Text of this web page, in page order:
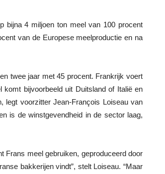
bijna 4 miljoen ton meel van 100 procent
van de Europese meelproductie en na
twee jaar met 45 procent. Frankrijk voert
bijvoorbeeld uit Duitsland of Italië en
legt voorzitter Jean-François Loiseau van
is de winstgevendheid in de sector laag,
Frans meel gebruiken, geproduceerd door
bakkerijen vindt”, stelt Loiseau. “Maar